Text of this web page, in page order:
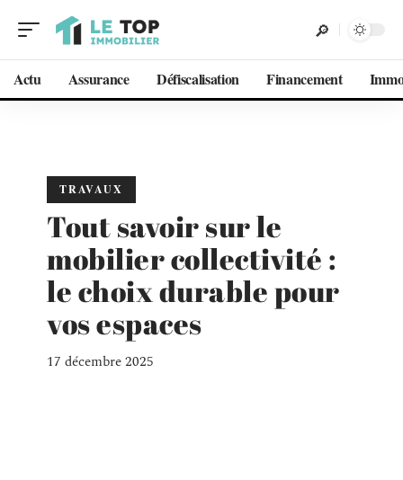
Actu Assurance Défiscalisation Financement
TRAVAUX
Tout savoir sur le
mobilier collectivité :
le choix durable pour
vos espaces
17 décembre 2025